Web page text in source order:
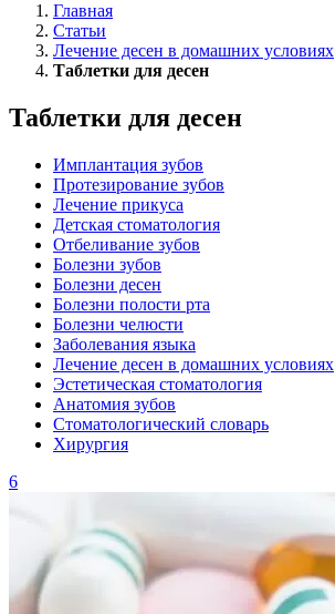
Главная
Статьи
Лечение десен в домашних условиях
Таблетки для десен
Таблетки для десен
Имплантация зубов
Протезирование зубов
Лечение прикуса
Детская стоматология
Отбеливание зубов
Болезни зубов
Болезни десен
Болезни полости рта
Болезни челюсти
Заболевания языка
Лечение десен в домашних условиях
Эстетическая стоматология
Анатомия зубов
Стоматологический словарь
Хирургия
6